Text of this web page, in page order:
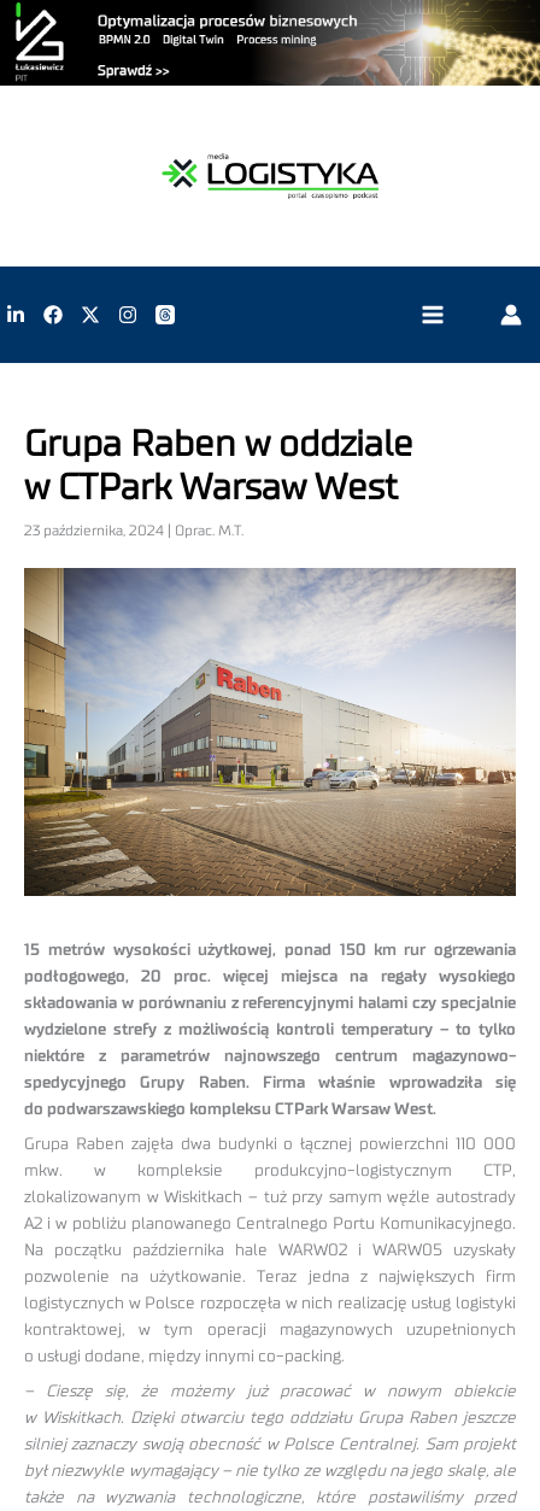
Grupa Raben w oddziale
w CTPark Warsaw West
23 października, 2024 | Oprac. M.T.
15 metrów wysokości użytkowej, ponad 150 km rur ogrzewania
podłogowego, 20 proc. więcej miejsca na regały wysokiego
składowania w porównaniu z referencyjnymi halami czy specjalnie
wydzielone strefy z możliwością kontroli temperatury – to tylko
niektóre z parametrów najnowszego centrum magazynowo-
spedycyjnego Grupy Raben. Firma właśnie wprowadziła się
do podwarszawskiego kompleksu CTPark Warsaw West.
Grupa Raben zajęła dwa budynki o łącznej powierzchni 110 000
mkw. w kompleksie produkcyjno-logistycznym CTP,
zlokalizowanym w Wiskitkach – tuż przy samym węźle autostrady
A2 i w pobliżu planowanego Centralnego Portu Komunikacyjnego.
Na początku października hale WARW02 i WARW05 uzyskały
pozwolenie na użytkowanie. Teraz jedna z największych firm
logistycznych w Polsce rozpoczęła w nich realizację usług logistyki
kontraktowej, w tym operacji magazynowych uzupełnionych
o usługi dodane, między innymi co-packing.
– Cieszę się, że możemy już pracować w nowym obiekcie
w Wiskitkach. Dzięki otwarciu tego oddziału Grupa Raben jeszcze
silniej zaznaczy swoją obecność w Polsce Centralnej. Sam projekt
był niezwykle wymagający – nie tylko ze względu na jego skalę, ale
także na wyzwania technologiczne, które postawiliśmy przed